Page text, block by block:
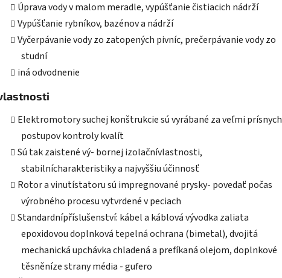
Úprava vody v malom meradle, vypúšťanie čistiacich nádrží
Vypúšťanie rybníkov, bazénov a nádrží
Vyčerpávanie vody zo zatopených pivníc, prečerpávanie vody zo
studní
iná odvodnenie
Elektromotory suchej konštrukcie sú vyrábané za veľmi prísnych
postupov kontroly kvalít
Sú tak zaistené vý- bornej izolačnívlastnosti,
stabilnícharakteristiky a najvyššiu účinnosť
Rotor a vinutístatoru sú impregnované prysky- povedať počas
výrobného procesu vytvrdené v peciach
Standardnípříslušenství: kábel a káblová vývodka zaliata
epoxidovou doplnková tepelná ochrana (bimetal), dvojitá
mechanická upchávka chladená a prefíkaná olejom, doplnkové
těsněníze strany média - gufero